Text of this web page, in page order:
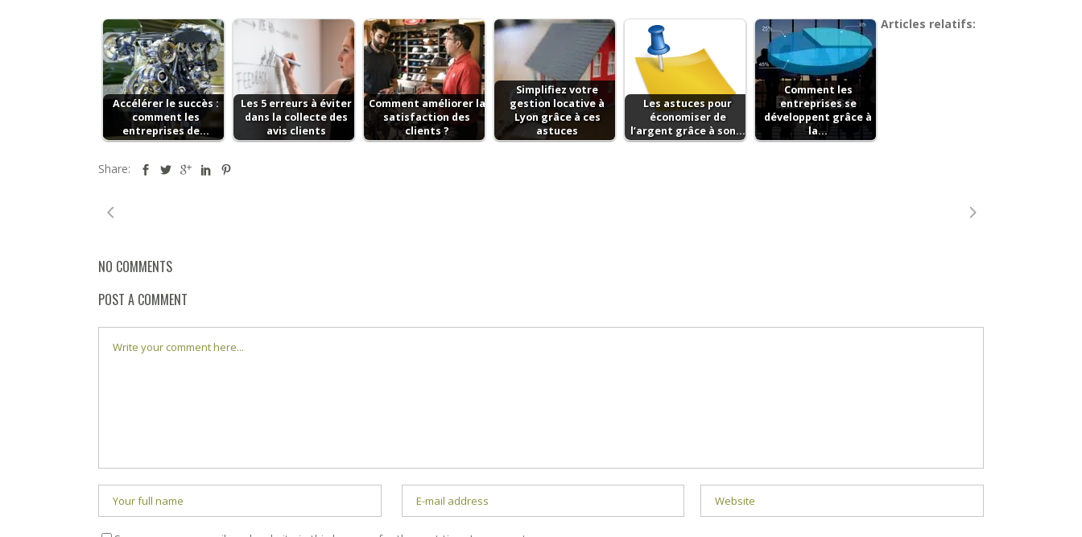
Articles relatifs:
Accélérer le succès :
comment les
entreprises de…
Les 5 erreurs à éviter
dans la collecte des
avis clients
Comment améliorer la
satisfaction des
clients ?
Simplifiez votre
gestion locative à
Lyon grâce à ces
astuces
Les astuces pour
économiser de
l’argent grâce à son…
Comment les
entreprises se
développent grâce à
la…
Share:
NO COMMENTS
POST A COMMENT